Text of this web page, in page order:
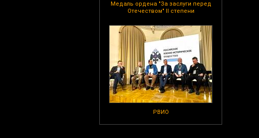
Медаль ордена "За заслуги перед
Отечеством" II степени
РВИО